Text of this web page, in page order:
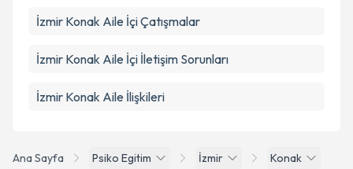
Ana Sayfa Psiko Egitim İzmir Konak
İzmir Konak Aile İçi Çatışmalar
İzmir Konak Aile İçi İletişim Sorunları
İzmir Konak Aile İlişkileri